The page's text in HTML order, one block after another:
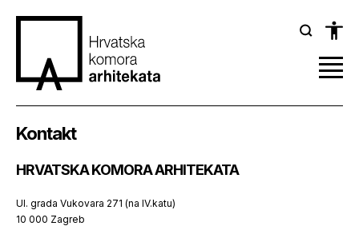
Kontakt
HRVATSKA KOMORA ARHITEKATA
Ul. grada Vukovara 271 (na IV.katu)
10 000 Zagreb